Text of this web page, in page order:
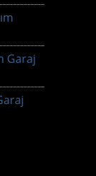
Garaj